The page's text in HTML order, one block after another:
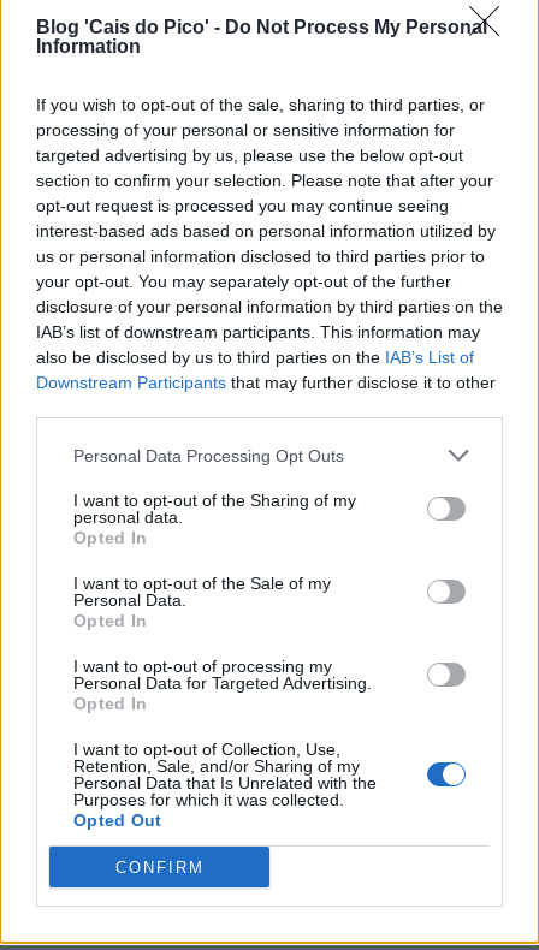
Blog 'Cais do Pico' - Do Not Process My Personal
Information
If you wish to opt-out of the sale, sharing to third parties, or
processing of your personal or sensitive information for
targeted advertising by us, please use the below opt-out
section to confirm your selection. Please note that after your
opt-out request is processed you may continue seeing
interest-based ads based on personal information utilized by
us or personal information disclosed to third parties prior to
your opt-out. You may separately opt-out of the further
disclosure of your personal information by third parties on the
IAB’s list of downstream participants. This information may
also be disclosed by us to third parties on the IAB’s List of
Downstream Participants that may further disclose it to other
Personal Data Processing Opt Outs
I want to opt-out of the Sharing of my
personal data.
Opted In
I want to opt-out of the Sale of my
Personal Data.
Opted In
I want to opt-out of processing my
Personal Data for Targeted Advertising.
Opted In
I want to opt-out of Collection, Use,
Retention, Sale, and/or Sharing of my
Personal Data that Is Unrelated with the
Purposes for which it was collected.
Opted Out
CONFIRM